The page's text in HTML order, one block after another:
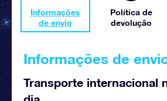
Informações
de envio
Política de
devolução
Informações de
Transporte internacional